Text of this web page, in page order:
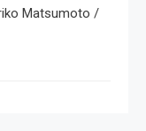
Matsumoto /